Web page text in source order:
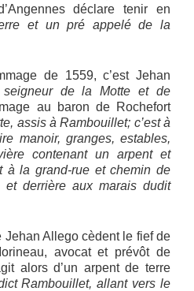
déclare tenir en
et un pré appelé de la
de 1559, c’est Jehan
seigneur de la Motte et de
au baron de Rochefort
assis à Rambouillet; c’est à
manoir, granges, estables,
contenant un arpent et
à la grand-rue et chemin de
et derrière aux marais dudit
Jehan Allego cèdent le fief de
avocat et prévôt de
alors d’un arpent de terre
Rambouillet, allant vers le